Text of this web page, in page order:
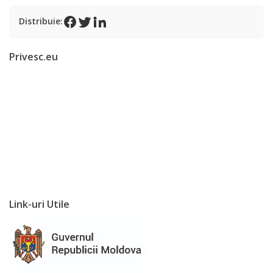
și
Aparatul
primăriei
Rapoarte
Distribuie:
Privesc.eu
Link-uri Utile